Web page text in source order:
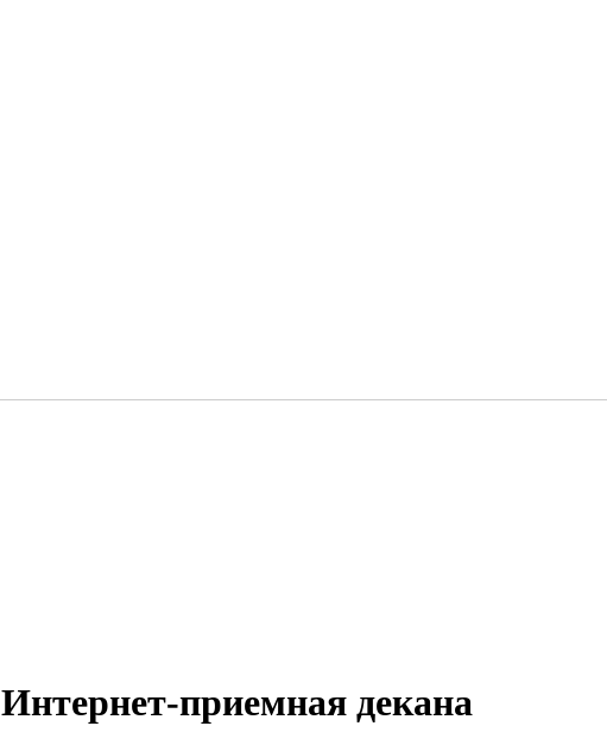
Интернет-приемная декана